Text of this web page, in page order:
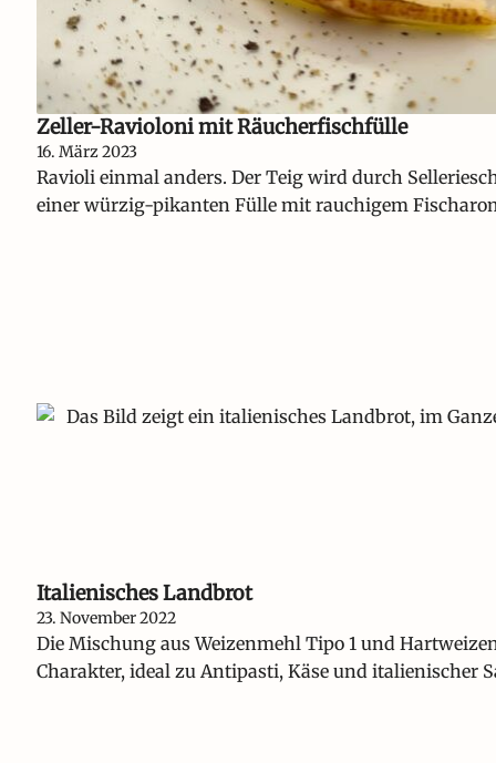
Zeller-Ravioloni mit Räucherfischfülle
16. März 2023
Ravioli einmal anders. Der Teig wird durch
einer würzig-pikanten Fülle mit rauchigem
Italienisches Landbrot
23. November 2022
Die Mischung aus Weizenmehl Tipo 1 und
Charakter, ideal zu Antipasti, Käse und italienischer